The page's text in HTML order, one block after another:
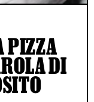
PIZZA
DI